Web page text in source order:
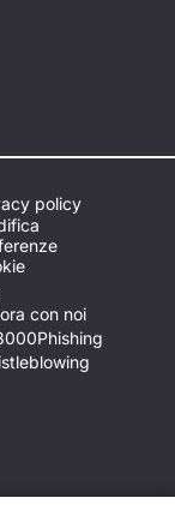
policy
con noi
Phishing